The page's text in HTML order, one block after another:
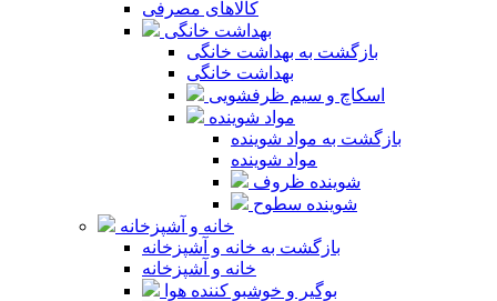
کالاهای مصرفی
بهداشت خانگی
بازگشت به بهداشت خانگی
بهداشت خانگی
اسکاچ و سیم ظرفشویی
مواد شوینده
بازگشت به مواد شوینده
مواد شوینده
شوینده ظروف
شوینده سطوح
خانه و آشپزخانه
بازگشت به خانه و آشپزخانه
خانه و آشپزخانه
بوگیر و خوشبو کننده هوا